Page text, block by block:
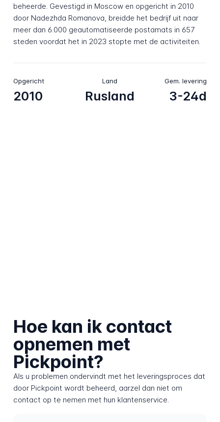
beheerde. Gevestigd in Moscow en opgericht in 2010
door Nadezhda Romanova, breidde het bedrijf uit naar
meer dan 6.000 geautomatiseerde postamats in 657
steden voordat het in 2023 stopte met de activiteiten.
Opgericht
2010
Land
Rusland
Gem. levering
3-24d
Hoe kan ik contact
opnemen met
Pickpoint?
Als u problemen ondervindt met het leveringsproces dat
door Pickpoint wordt beheerd, aarzel dan niet om
contact op te nemen met hun klantenservice.